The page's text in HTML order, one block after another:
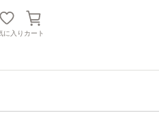
に入り カート